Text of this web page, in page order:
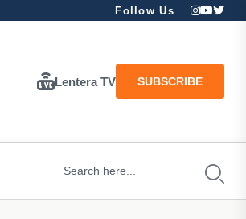
Follow Us
Lentera TV SUBSCRIBE